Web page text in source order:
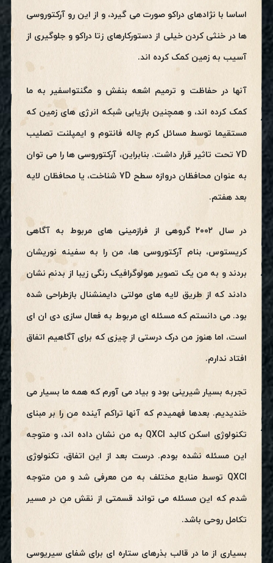
اساسا با نژادهای دراکو صورت می گیرد، و از این رو آرکتوروسی
ها در خنثی کردن خیلی از دستورکارهای زتا دراکو و جلوگیری از
آسیب به زمین کمک کرده اند.
آنها در حفاظت و ترمیم اشعه بنفش و مگنتواسفیر به ما
کمک کرده اند، و همچنین بازیابی شبکه انرژی های زمین که
مستقیما توسط مسائل کرم چاله فانتوم و ایمپلنت تصلیب
7D تحت تاثیر قرار داشت. بنابراین، آرکتوروسی ها را می توان
به عنوان محافظان دروازه سطح 7D شناخت، یا محافظان لایه
بعد هفتم.
در سال ۲۰۰۲ گروهی از فرازمینی های مربوط به آگاهی
کریستوس، بنام آرکتوروسی ها، من را به سفینه نوریشان
بردند و به من یک تصویر هولوگرافیک رنگی زیبا از بدنم نشان
دادند که از طریق لایه های مولتی دایمنشنال بازطراحی شده
بود. می دانستم که مسئله ای مربوط به فعال سازی دی ان ای
است، اما هنوز من درک درستی از چیزی که برای آگاهیم اتفاق
افتاد ندارم.
تجربه بسیار شیرینی بود و بیاد می آورم که همه ما بسیار می
خندیدیم. بعدها فهمیدم که آنها تراکم آینده من را بر مبنای
تکنولوژی اسکن کالبد QXCI به من نشان داده اند، و متوجه
این مسئله نشده بودم. درست بعد از این اتفاق، تکنولوژی
QXCI توسط منابع مختلف به من معرفی شد و من متوجه
شدم که این مسئله می تواند قسمتی از نقش من در مسیر
تکامل روحی باشد.
بسیاری از ما در قالب بذرهای ستاره ای برای شفای سیریوسی